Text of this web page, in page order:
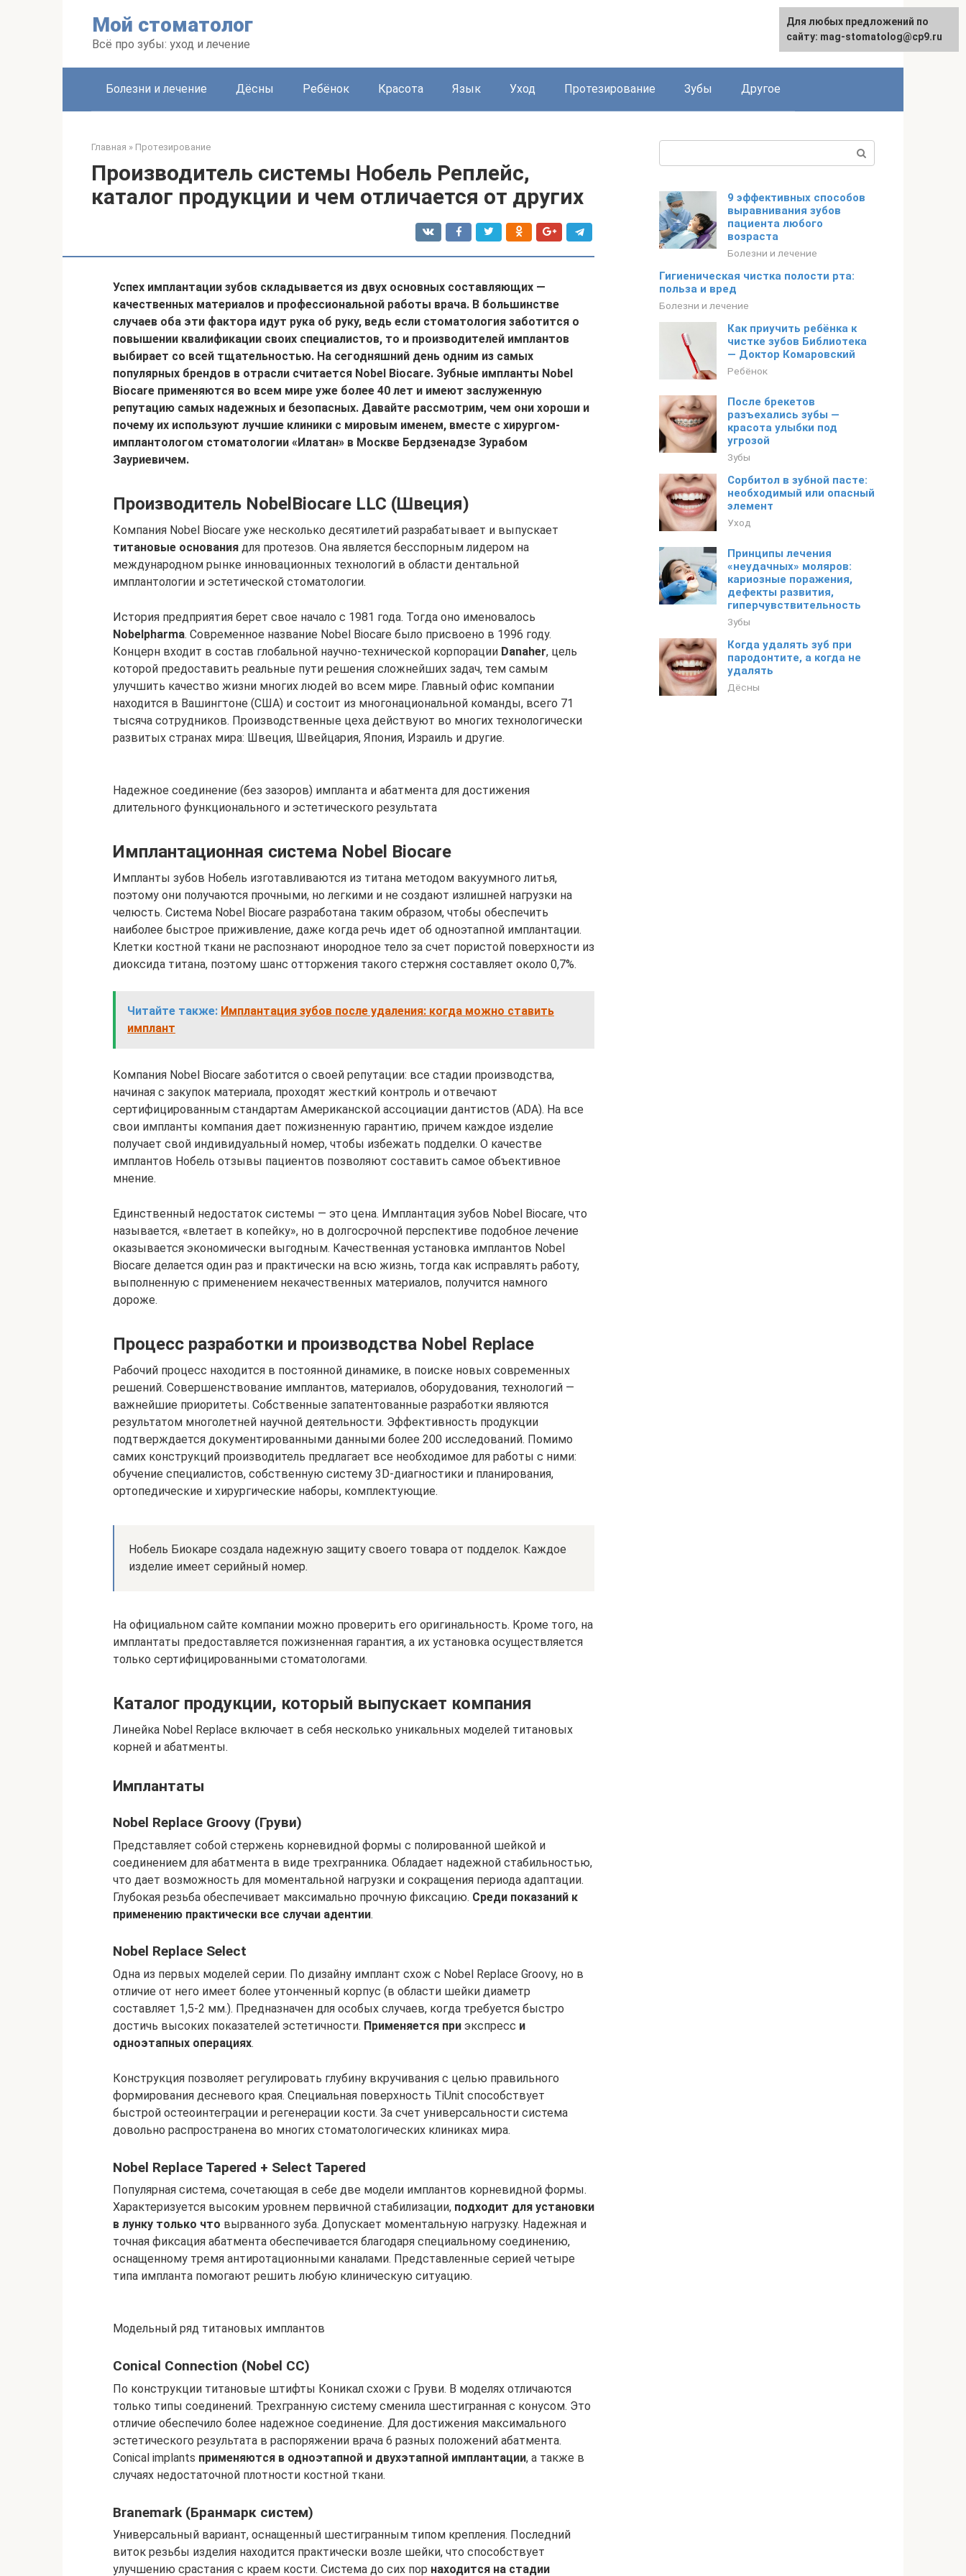
Мой стоматолог
Всё про зубы: уход и лечение
Болезни и лечение Дёсны Ребёнок Красота Язык Уход Протезирование Зубы Другое
Главная » Протезирование
Производитель системы Нобель Реплейс,
каталог продукции и чем отличается от других
Успех имплантации зубов складывается из двух основных составляющих —
качественных материалов и профессиональной работы врача. В большинстве
случаев оба эти фактора идут рука об руку, ведь если стоматология заботится о
повышении квалификации своих специалистов, то и производителей имплантов
выбирает со всей тщательностью. На сегодняшний день одним из самых
популярных брендов в отрасли считается Nobel Biocare. Зубные импланты Nobel
Biocare применяются во всем мире уже более 40 лет и имеют заслуженную
репутацию самых надежных и безопасных. Давайте рассмотрим, чем они хороши и
почему их используют лучшие клиники с мировым именем, вместе с хирургом-
имплантологом стоматологии «Илатан» в Москве Бердзенадзе Зурабом
Зауриевичем.
Производитель NobelBiocare LLC (Швеция)
Компания Nobel Biocare уже несколько десятилетий разрабатывает и выпускает
титановые основания для протезов. Она является бесспорным лидером на
международном рынке инновационных технологий в области дентальной
имплантологии и эстетической стоматологии.
История предприятия берет свое начало с 1981 года. Тогда оно именовалось
Nobelpharma. Современное название Nobel Biocare было присвоено в 1996 году.
Концерн входит в состав глобальной научно-технической корпорации Danaher, цель
которой предоставить реальные пути решения сложнейших задач, тем самым
улучшить качество жизни многих людей во всем мире. Главный офис компании
находится в Вашингтоне (США) и состоит из многонациональной команды, всего 71
тысяча сотрудников. Производственные цеха действуют во многих технологически
развитых странах мира: Швеция, Швейцария, Япония, Израиль и другие.
Надежное соединение (без зазоров) импланта и абатмента для достижения
длительного функционального и эстетического результата
Имплантационная система Nobel Biocare
Импланты зубов Нобель изготавливаются из титана методом вакуумного литья,
поэтому они получаются прочными, но легкими и не создают излишней нагрузки на
челюсть. Система Nobel Biocare разработана таким образом, чтобы обеспечить
наиболее быстрое приживление, даже когда речь идет об одноэтапной имплантации.
Клетки костной ткани не распознают инородное тело за счет пористой поверхности из
диоксида титана, поэтому шанс отторжения такого стержня составляет около 0,7%.
Читайте также: Имплантация зубов после удаления: когда можно ставить
имплант
Компания Nobel Biocare заботится о своей репутации: все стадии производства,
начиная с закупок материала, проходят жесткий контроль и отвечают
сертифицированным стандартам Американской ассоциации дантистов (ADA). На все
свои импланты компания дает пожизненную гарантию, причем каждое изделие
получает свой индивидуальный номер, чтобы избежать подделки. О качестве
имплантов Нобель отзывы пациентов позволяют составить самое объективное
мнение.
Единственный недостаток системы — это цена. Имплантация зубов Nobel Biocare, что
называется, «влетает в копейку», но в долгосрочной перспективе подобное лечение
оказывается экономически выгодным. Качественная установка имплантов Nobel
Biocare делается один раз и практически на всю жизнь, тогда как исправлять работу,
выполненную с применением некачественных материалов, получится намного
дороже.
Процесс разработки и производства Nobel Replace
Рабочий процесс находится в постоянной динамике, в поиске новых современных
решений. Совершенствование имплантов, материалов, оборудования, технологий —
важнейшие приоритеты. Собственные запатентованные разработки являются
результатом многолетней научной деятельности. Эффективность продукции
подтверждается документированными данными более 200 исследований. Помимо
самих конструкций производитель предлагает все необходимое для работы с ними:
обучение специалистов, собственную систему 3D-диагностики и планирования,
ортопедические и хирургические наборы, комплектующие.
Нобель Биокаре создала надежную защиту своего товара от подделок. Каждое
изделие имеет серийный номер.
На официальном сайте компании можно проверить его оригинальность. Кроме того, на
имплантаты предоставляется пожизненная гарантия, а их установка осуществляется
только сертифицированными стоматологами.
Каталог продукции, который выпускает компания
Линейка Nobel Replace включает в себя несколько уникальных моделей титановых
корней и абатменты.
Имплантаты
Nobel Replace Groovy (Груви)
Представляет собой стержень корневидной формы с полированной шейкой и
соединением для абатмента в виде трехгранника. Обладает надежной стабильностью,
что дает возможность для моментальной нагрузки и сокращения периода адаптации.
Глубокая резьба обеспечивает максимально прочную фиксацию. Среди показаний к
применению практически все случаи адентии.
Nobel Replace Select
Одна из первых моделей серии. По дизайну имплант схож с Nobel Replace Groovy, но в
отличие от него имеет более утонченный корпус (в области шейки диаметр
составляет 1,5-2 мм.). Предназначен для особых случаев, когда требуется быстро
достичь высоких показателей эстетичности. Применяется при экспресс и
одноэтапных операциях.
Конструкция позволяет регулировать глубину вкручивания с целью правильного
формирования десневого края. Специальная поверхность TiUnit способствует
быстрой остеоинтеграции и регенерации кости. За счет универсальности система
довольно распространена во многих стоматологических клиниках мира.
Nobel Replace Tapered + Select Tapered
Популярная система, сочетающая в себе две модели имплантов корневидной формы.
Характеризуется высоким уровнем первичной стабилизации, подходит для установки
в лунку только что вырванного зуба. Допускает моментальную нагрузку. Надежная и
точная фиксация абатмента обеспечивается благодаря специальному соединению,
оснащенному тремя антиротационными каналами. Представленные серией четыре
типа импланта помогают решить любую клиническую ситуацию.
Модельный ряд титановых имплантов
Conical Connection (Nobel CC)
По конструкции титановые штифты Коникал схожи с Груви. В моделях отличаются
только типы соединений. Трехгранную систему сменила шестигранная с конусом. Это
отличие обеспечило более надежное соединение. Для достижения максимального
эстетического результата в распоряжении врача 6 разных положений абатмента.
Conical implants применяются в одноэтапной и двухэтапной имплантации, а также в
случаях недостаточной плотности костной ткани.
Branemark (Бранмарк систем)
Универсальный вариант, оснащенный шестигранным типом крепления. Последний
виток резьбы изделия находится практически возле шейки, что способствует
улучшению срастания с краем кости. Система до сих пор находится на стадии
9 эффективных способов
выравнивания зубов
пациента любого
возраста
Болезни и лечение
Гигиеническая чистка полости рта:
польза и вред
Болезни и лечение
Как приучить ребёнка к
чистке зубов Библиотека
— Доктор Комаровский
Ребёнок
После брекетов
разъехались зубы —
красота улыбки под
угрозой
Зубы
Сорбитол в зубной пасте:
необходимый или опасный
элемент
Уход
Принципы лечения
«неудачных» моляров:
кариозные поражения,
дефекты развития,
гиперчувствительность
Зубы
Когда удалять зуб при
пародонтите, а когда не
удалять
Дёсны
Для любых предложений по
сайту: mag-stomatolog@cp9.ru